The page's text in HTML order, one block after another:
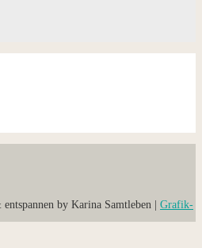
by Karina Samtleben | Grafik-